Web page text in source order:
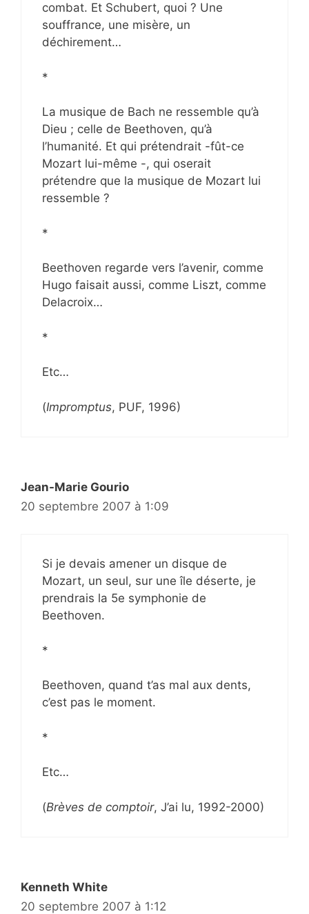
combat. Et Schubert, quoi ? Une
souffrance, une misère, un
déchirement…
*
La musique de Bach ne ressemble qu’à
Dieu ; celle de Beethoven, qu’à
l’humanité. Et qui prétendrait -fût-ce
Mozart lui-même -, qui oserait
prétendre que la musique de Mozart lui
ressemble ?
*
Beethoven regarde vers l’avenir, comme
Hugo faisait aussi, comme Liszt, comme
Delacroix…
*
Etc…
(Impromptus, PUF, 1996)
Jean-Marie Gourio
20 septembre 2007 à 1:09
Si je devais amener un disque de
Mozart, un seul, sur une île déserte, je
prendrais la 5e symphonie de
Beethoven.
*
Beethoven, quand t’as mal aux dents,
c’est pas le moment.
*
Etc…
(Brèves de comptoir, J’ai lu, 1992-2000)
Kenneth White
20 septembre 2007 à 1:12